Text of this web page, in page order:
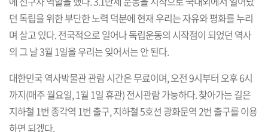
던 독립을 위한 부단한 노력 덕분에 현재 우리는 자유와 평화를 누리
며 살고 있다. 전국적으로 일어나 독립운동의 시작점이 되었던 역사
의 그 날 3월 1일을 우리는 잊어서는 안 된다.
대한민국 역사박물관 관람 시간은 무료이며, 오전 9시부터 오후 6시
까지(매주 월요일, 1월 1일 휴관) 전시관람 가능하다. 찾아가는 길은
지하철 1번 종각역 1번 출구, 지하철 5호선 광화문역 2번 출구를 이용
하면 되겠다.